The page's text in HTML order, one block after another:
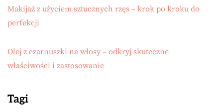
Makijaż z użyciem sztucznych rzęs – krok po kroku do
perfekcji
Olej z czarnuszki na włosy – odkryj skuteczne
właściwości i zastosowanie
Tagi